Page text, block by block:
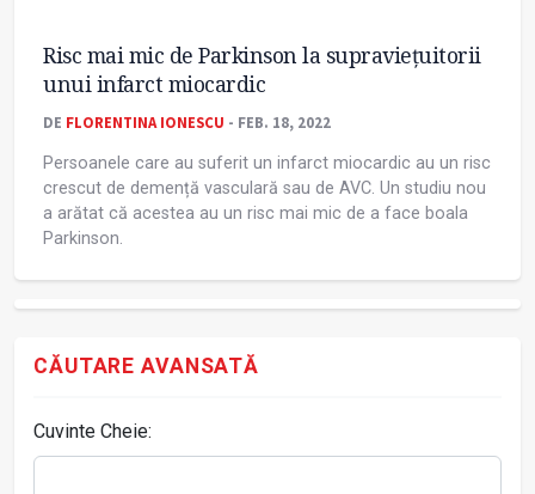
Risc mai mic de Parkinson la supraviețuitorii
unui infarct miocardic
DE FLORENTINA IONESCU - FEB. 18, 2022
Persoanele care au suferit un infarct miocardic au un risc
crescut de demență vasculară sau de AVC. Un studiu nou
a arătat că acestea au un risc mai mic de a face boala
Parkinson.
CĂUTARE AVANSATĂ
Cuvinte Cheie: